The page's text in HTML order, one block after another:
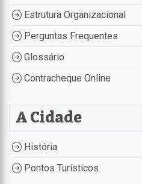
Estrutura Organizacional
Perguntas Frequentes
Glossário
Contracheque Online
A Cidade
História
Pontos Turísticos